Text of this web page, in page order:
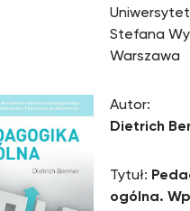
Stefana
Warszawa
Autor:
Dietrich
Tytuł:
ogólna.